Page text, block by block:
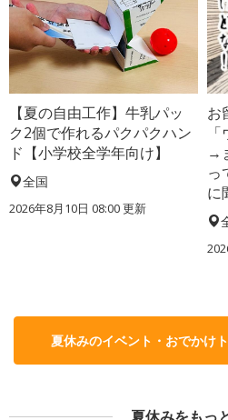
【夏の自由工作】牛乳パッ
ク2個で作れるパクパクハン
ド【小学校全学年向け】
全国
2026年8月10日 08:00更新
お
→
っ
に
夏休みのイベント・おでかけ